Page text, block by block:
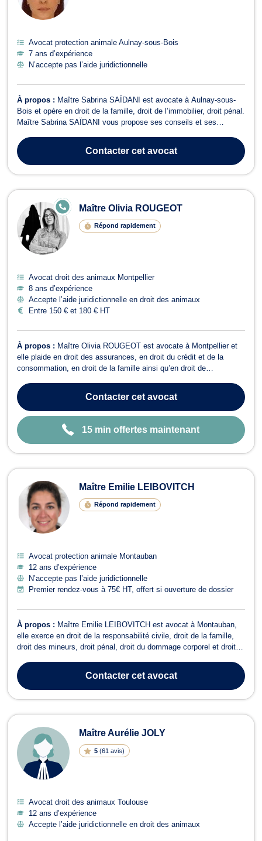
Avocat protection animale Aulnay-sous-Bois
7 ans d’expérience
N’accepte pas l’aide juridictionnelle
À propos : Maître Sabrina SAÏDANI est avocate à Aulnay-sous-
Bois et opère en droit de la famille, droit de l’immobilier, droit pénal.
Maître Sabrina SAÏDANI vous propose ses conseils et ses
les procédures de séparation et toutes leurs conséquences :
divorce à l'amiable o...Contactercet avocat
Maître Olivia ROUGEOT
Répond rapidement
E
N
N
E
Avocat droit des animaux Montpellier
8 ans d’expérience
Accepte l’aide juridictionnelle en droit des animaux
Entre 150 € et 180 € HT
À propos : Maître Olivia ROUGEOT est avocate à Montpellier et
elle plaide en droit des assurances, en droit du crédit et de la
consommation, en droit de la famille ainsi qu’en droit de
vous défend en cas de différend avec votre assureur. Elle vous
conseille et protège vos in...
Contactercet avocat
15 min offertes maintenant
Maître Emilie LEIBOVITCH
Répond rapidement
Avocat protection animale Montauban
12 ans d’expérience
N’accepte pas l’aide juridictionnelle
Premier rendez-vous à 75€ HT, offert si ouverture de dossier
À propos : Maître Emilie LEIBOVITCH est avocat à Montauban,
elle exerce en droit de la responsabilité civile, droit de la famille,
droit des mineurs, droit pénal, droit du dommage corporel et droit
entreprises, collectivités locales et des particuliers en matière d...
Contactercet avocat
Maître Aurélie JOLY
5 (61 avis)
Avocat droit des animaux Toulouse
12 ans d’expérience
Accepte l’aide juridictionnelle en droit des animaux